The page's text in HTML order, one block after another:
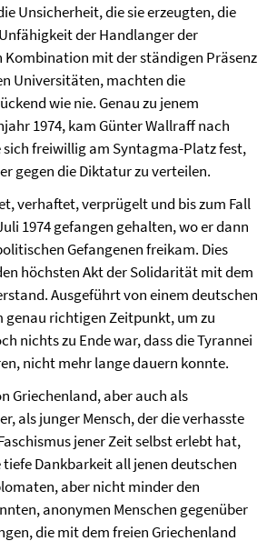
Unsicherheit, die sie erzeugten, die
der Handlanger der
mit der ständigen Präsenz
Universitäten, machten die
wie nie. Genau zu jenem
1974, kam Günter Wallraff nach
freiwillig am Syntagma-Platz fest,
gegen die Diktatur zu verteilen.
verhaftet, verprügelt und bis zum Fall
1974 gefangen gehalten, wo er dann
Gefangenen freikam. Dies
höchsten Akt der Solidarität mit dem
Ausgeführt von einem deutschen
genau richtigen Zeitpunkt, um zu
nichts zu Ende war, dass die Tyrannei
nicht mehr lange dauern konnte.
Griechenland, aber auch als
als junger Mensch, der die verhasste
jener Zeit selbst erlebt hat,
Dankbarkeit all jenen deutschen
aber nicht minder den
anonymen Menschen gegenüber
die mit dem freien Griechenland